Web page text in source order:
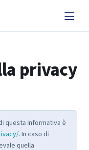
privacy
questa Informativa è
. In caso di
quella